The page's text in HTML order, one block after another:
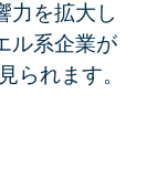
力を拡大し
ル系企業が
られます。